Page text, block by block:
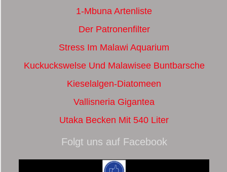
1-Mbuna Artenliste
Der Patronenfilter
Stress Im Malawi Aquarium
Kuckuckswelse Und Malawisee Buntbarsche
Kieselalgen-Diatomeen
Vallisneria Gigantea
Utaka Becken Mit 540 Liter
Folgt uns auf Facebook